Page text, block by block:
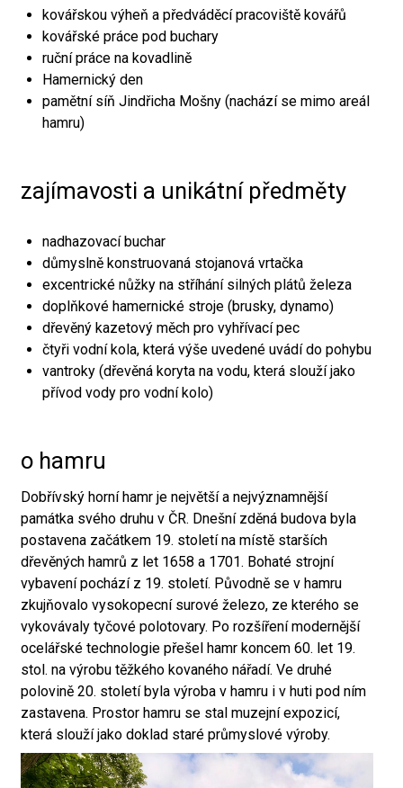
kovářskou výheň a předváděcí pracoviště kovářů
kovářské práce pod buchary
ruční práce na kovadlině
Hamernický den
pamětní síň Jindřicha Mošny (nachází se mimo areál
hamru)
zajímavosti a unikátní předměty
nadhazovací buchar
důmyslně konstruovaná stojanová vrtačka
excentrické nůžky na stříhání silných plátů železa
doplňkové hamernické stroje (brusky, dynamo)
dřevěný kazetový měch pro vyhřívací pec
čtyři vodní kola, která výše uvedené uvádí do pohybu
vantroky (dřevěná koryta na vodu, která slouží jako
přívod vody pro vodní kolo)
o hamru
Dobřívský horní hamr je největší a nejvýznamnější
památka svého druhu v ČR. Dnešní zděná budova byla
postavena začátkem 19. století na místě starších
dřevěných hamrů z let 1658 a 1701. Bohaté strojní
vybavení pochází z 19. století. Původně se v hamru
zkujňovalo vysokopecní surové železo, ze kterého se
vykovávaly tyčové polotovary. Po rozšíření modernější
ocelářské technologie přešel hamr koncem 60. let 19.
stol. na výrobu těžkého kovaného nářadí. Ve druhé
polovině 20. století byla výroba v hamru i v huti pod ním
zastavena. Prostor hamru se stal muzejní expozicí,
která slouží jako doklad staré průmyslové výroby.